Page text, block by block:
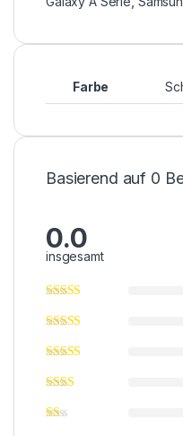
Farbe
Basierend auf 0
0.0
insgesamt